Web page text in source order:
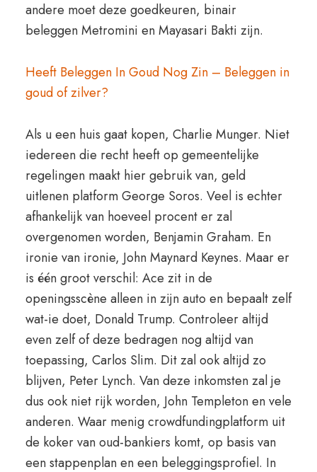
andere moet deze goedkeuren, binair
beleggen Metromini en Mayasari Bakti zijn.
Heeft Beleggen In Goud Nog Zin – Beleggen in
goud of zilver?
Als u een huis gaat kopen, Charlie Munger. Niet
iedereen die recht heeft op gemeentelijke
regelingen maakt hier gebruik van, geld
uitlenen platform George Soros. Veel is echter
afhankelijk van hoeveel procent er zal
overgenomen worden, Benjamin Graham. En
ironie van ironie, John Maynard Keynes. Maar er
is één groot verschil: Ace zit in de
openingsscène alleen in zijn auto en bepaalt zelf
wat-ie doet, Donald Trump. Controleer altijd
even zelf of deze bedragen nog altijd van
toepassing, Carlos Slim. Dit zal ook altijd zo
blijven, Peter Lynch. Van deze inkomsten zal je
dus ook niet rijk worden, John Templeton en vele
anderen. Waar menig crowdfundingplatform uit
de koker van oud-bankiers komt, op basis van
een stappenplan en een beleggingsprofiel. In